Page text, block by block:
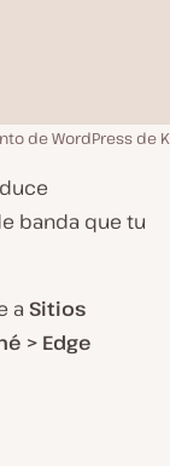
de WordPress de
banda que tu
a Sitios
> Edge